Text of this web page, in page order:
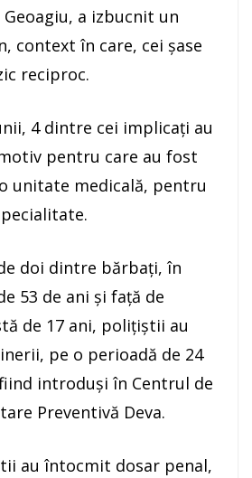
a izbucnit un
context în care, cei șase
reciproc.
4 dintre cei implicați au
pentru care au fost
unitate medicală, pentru
doi dintre bărbați, în
53 de ani și față de
de 17 ani, polițiștii au
pe o perioadă de 24
introduși în Centrul de
Preventivă Deva.
au întocmit dosar penal,